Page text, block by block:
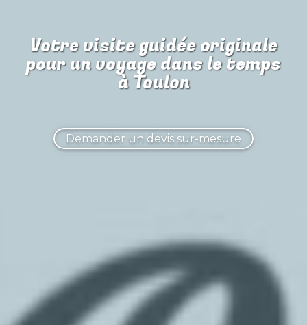
Votre visite guidée originale
pourun voyage dans le temps
à Toulon
Demander un devis sur-mesure